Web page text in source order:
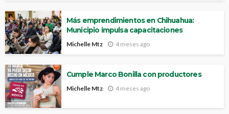
Más emprendimientos en Chihuahua:
Municipio impulsa capacitaciones
Michelle Mtz 4 meses ago
Cumple Marco Bonilla con productores
Michelle Mtz 4 meses ago